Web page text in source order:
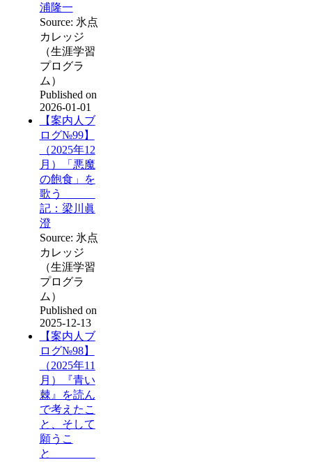
浦隆一
Source: 氷点
カレッジ
（生涯学習
プログラ
ム）
Published on
2026-01-01
【案内人ブ
ログ№99】
（2025年12
月）「悪魔
の飽食」を
歌う
記：梁川眞
澄
Source: 氷点
カレッジ
（生涯学習
プログラ
ム）
Published on
2025-12-13
【案内人ブ
ログ№98】
（2025年11
月）『青い
棘』を読ん
で考えたこ
と、そして
願うこ
と